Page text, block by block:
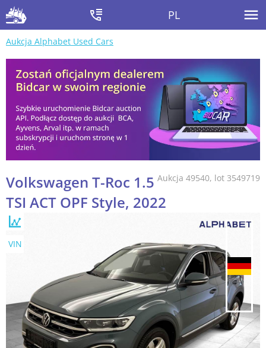
PL
Aukcja Alphabet Used Cars
Aukcja 49540, lot 3549719
Volkswagen T-Roc 1.5
TSI ACT OPF Style, 2022
VIN